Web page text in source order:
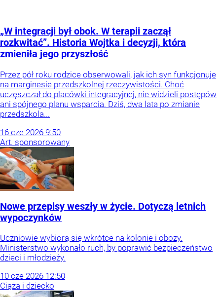
„W integracji był obok. W terapii zaczął
rozkwitać”. Historia Wojtka i decyzji, która
zmieniła jego przyszłość
Przez pół roku rodzice obserwowali, jak ich syn funkcjonuje
na marginesie przedszkolnej rzeczywistości. Choć
uczęszczał do placówki integracyjnej, nie widzieli postępów
ani spójnego planu wsparcia. Dziś, dwa lata po zmianie
przedszkola...
16 cze 2026 9:50
Art. sponsorowany
Nowe przepisy weszły w życie. Dotyczą letnich
wypoczynków
Uczniowie wybiorą się wkrótce na kolonie i obozy.
Ministerstwo wykonało ruch, by poprawić bezpieczeństwo
dzieci i młodzieży.
10 cze 2026 12:50
Ciąża i dziecko